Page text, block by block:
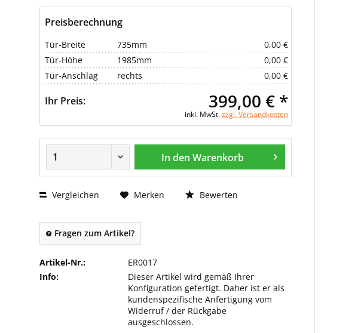
Preisberechnung
Tür-Breite 735mm
0,00 €
Tür-Höhe
1985mm
0,00 €
Tür-Anschlag
rechts 0,00 €
Ihr Preis: 399,00 € *
inkl. MwSt.zzgl. Versandkosten
In den Warenkorb
Vergleichen Merken Bewerten
Fragen zum Artikel?
Artikel-Nr.:
ER0017
Info:
Dieser Artikel wird gemäß Ihrer
Konfiguration gefertigt. Daher ist er als
kundenspezifische Anfertigung vom
Widerruf / der Rückgabe
ausgeschlossen.